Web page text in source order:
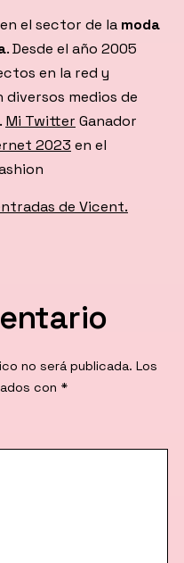
el sector de la moda
. Desde el año 2005
en la red y
medios de
Mi Twitter Ganador
2023 en el
de Vicent.
no será publicada. Los
con *